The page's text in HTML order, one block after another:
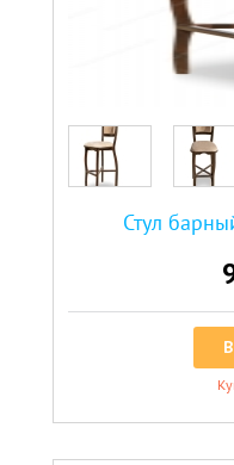
Стул